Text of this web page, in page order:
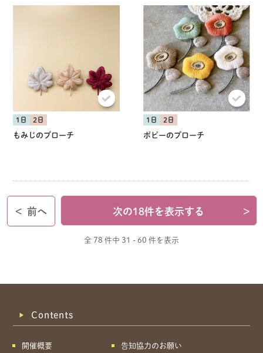
1日 2日
もみじのブローチ
1日 2日
ポピーのブローチ
< 前へ 次の18件を表示する >
全 78 件中 31 - 60 件を表示
Contents
開催概要 告知協力のお願い